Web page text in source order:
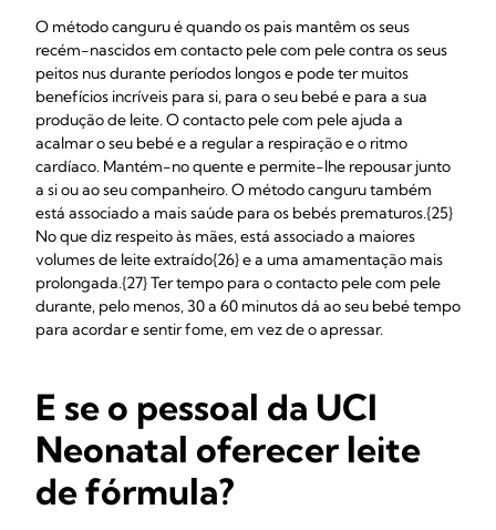
O método canguru é quando os pais mantêm os seus
recém-nascidos em contacto pele com pele contra os seus
peitos nus durante períodos longos e pode ter muitos
benefícios incríveis para si, para o seu bebé e para a sua
produção de leite. O contacto pele com pele ajuda a
acalmar o seu bebé e a regular a respiração e o ritmo
cardíaco. Mantém-no quente e permite-lhe repousar junto
a si ou ao seu companheiro. O método canguru também
está associado a mais saúde para os bebés prematuros.{25}
No que diz respeito às mães, está associado a maiores
volumes de leite extraído{26} e a uma amamentação mais
prolongada.{27} Ter tempo para o contacto pele com pele
durante, pelo menos, 30 a 60 minutos dá ao seu bebé tempo
para acordar e sentir fome, em vez de o apressar.
E se o pessoal da UCI
Neonatal oferecer leite
de fórmula?